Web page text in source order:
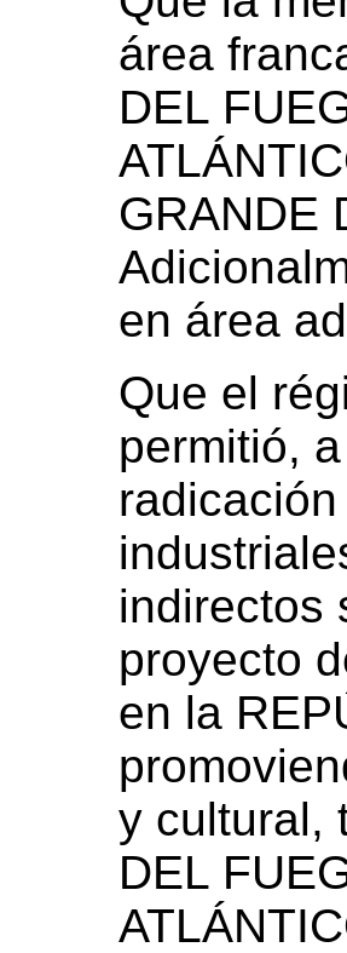
área
DEL
GRANDE
en área
Que el
permitió,
indirectos
proyecto
en la
y cultural,
DEL